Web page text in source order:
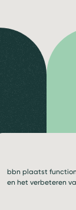
bbn plaatst
en het verbeteren
etage